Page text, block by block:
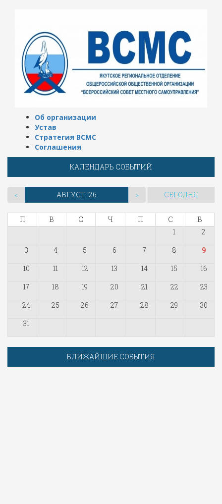
Об организации
Устав
Стратегия ВСМС
Соглашения
КАЛЕНДАРЬ СОБЫТИЙ
< АВГУСТ '26 > СЕГОДНЯ
П В С Ч П С
В
1
2
3
4 5 6 7 8
9
10
11 12 13 14 15
16
17
18 19 20 21 22
23
24
25 26 27 28 29
30
31
БЛИЖАЙШИЕ СОБЫТИЯ